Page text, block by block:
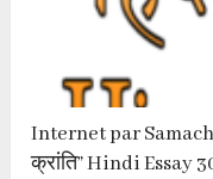
Internet par
क्रांति” Hindi Essay